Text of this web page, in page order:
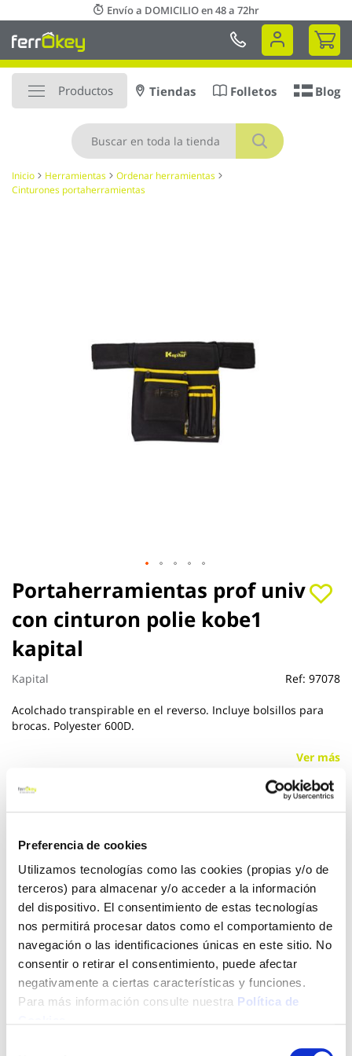
Preferencia de cookies
Utilizamos tecnologías como las cookies (propias y/o de
terceros) para almacenar y/o acceder a la información
del dispositivo. El consentimiento de estas tecnologías
nos permitirá procesar datos como el comportamiento de
navegación o las identificaciones únicas en este sitio. No
consentir o retirar el consentimiento, puede afectar
negativamente a ciertas características y funciones.
Para más información consulte nuestra Política de
al
contenido
Envío a DOMICILIO en 48 a 72hr
Mi
Productos
Buscar
Tiendas Folletos Blog
Inicio Herramientas
Ordenar herramientas
Cinturones portaherramientas
Portaherramientas prof univ
con cinturon polie kobe1
kapital
Kapital Ref: 97078
Acolchado transpirable en el reverso. Incluye bolsillos para
brocas. Polyester 600D.
Ver más
17,05 €
Añadir al carrito
Click&Collect - Recogida gratis
en nuestras tiendas
Envío a domicilio:
5 días hábiles
+ INFO
Saltar
al
comienzo
de
la
galería
de